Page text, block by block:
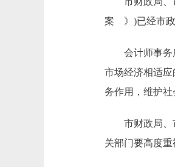
案 》)已经市政
会计师事务所
市场经济相适
务作用，维护社
市财政局、市
关部门要高度